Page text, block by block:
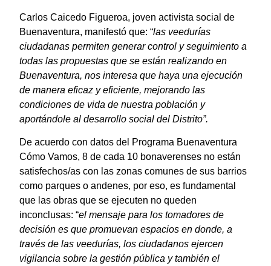
Carlos Caicedo Figueroa, joven activista social de
Buenaventura, manifestó que: “las veedurías
ciudadanas permiten generar control y seguimiento a
todas las propuestas que se están realizando en
Buenaventura, nos interesa que haya una ejecución
de manera eficaz y eficiente, mejorando las
condiciones de vida de nuestra población y
aportándole al desarrollo social del Distrito”.
De acuerdo con datos del Programa Buenaventura
Cómo Vamos, 8 de cada 10 bonaverenses no están
satisfechos/as con las zonas comunes de sus barrios
como parques o andenes, por eso, es fundamental
que las obras que se ejecuten no queden
inconclusas: “el mensaje para los tomadores de
decisión es que promuevan espacios en donde, a
través de las veedurías, los ciudadanos ejercen
vigilancia sobre la gestión pública y también el